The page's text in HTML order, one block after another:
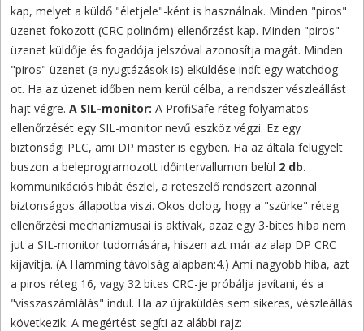
kap, melyet a küldő "életjele"-ként is használnak. Minden "piros"
üzenet fokozott (CRC polinóm) ellenőrzést kap. Minden "piros"
üzenet küldője és fogadója jelszóval azonosítja magát. Minden
"piros" üzenet (a nyugtázások is) elküldése indít egy watchdog-
ot. Ha az üzenet időben nem kerül célba, a rendszer vészleállást
hajt végre. A SIL-monitor: A ProfiSafe réteg folyamatos
ellenőrzését egy SIL-monitor nevű eszköz végzi. Ez egy
biztonsági PLC, ami DP master is egyben. Ha az általa felügyelt
buszon a beleprogramozott időintervallumon belül 2 db.
kommunikációs hibát észlel, a reteszelő rendszert azonnal
biztonságos állapotba viszi. Okos dolog, hogy a "szürke" réteg
ellenőrzési mechanizmusai is aktívak, azaz egy 3-bites hiba nem
jut a SIL-monitor tudomására, hiszen azt már az alap DP CRC
kijavítja. (A Hamming távolság alapban:4.) Ami nagyobb hiba, azt
a piros réteg 16, vagy 32 bites CRC-je próbálja javítani, és a
"visszaszámlálás" indul. Ha az újraküldés sem sikeres, vészleállás
következik. A megértést segíti az alábbi rajz: